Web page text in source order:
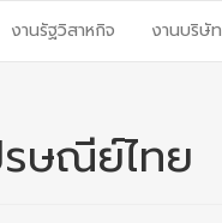
งานรัฐวิสาหกิจ งานบริษัท
ษณีย์ไทย